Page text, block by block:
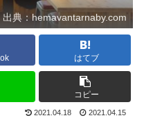
出典：hemavantarnaby.com
はてブ
コピー
2021.04.18 2021.04.15